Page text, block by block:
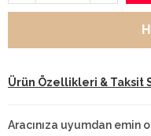
Ürün Özellikleri & Taksit
Aracınıza uyumdan emin